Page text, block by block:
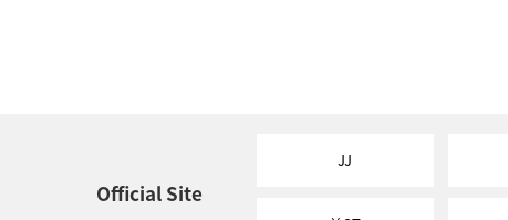
Official Site
JJ